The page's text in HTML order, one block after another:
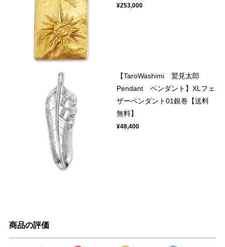
¥253,000
【TaroWashimi 鷲見太郎
Pendant ペンダント】XLフェ
ザーペンダント01銀巻【送料
無料】
¥48,400
商品の評価